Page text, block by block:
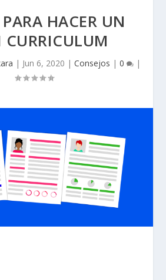
HACER UN
CURRICULUM
| Jun 6, 2020 | Consejos | 0 |